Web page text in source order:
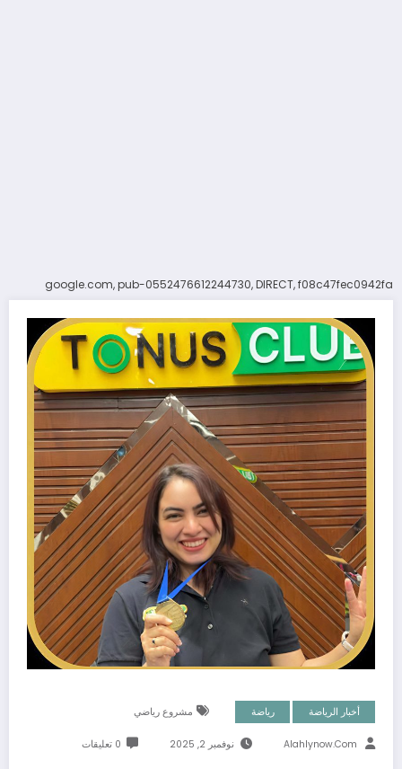
google.com, pub-0552476612244730, DIRECT, f08c47fec0942fa
أخبار الرياضة رياضة مشروع رياضي
Alahlynow.com نوفمبر 2, 2025 0 تعليقات